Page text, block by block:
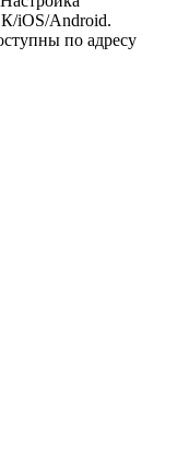
iOS/Android.
по адресу